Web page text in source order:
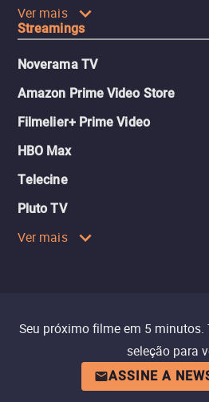
Ver mais
Streamings
Noverama TV
Amazon Prime Video Store
Filmelier+ Prime Video
HBO Max
Telecine
Pluto TV
Ver mais
Seu próximo filme em 5 minutos.
seleção para
ASSINE A